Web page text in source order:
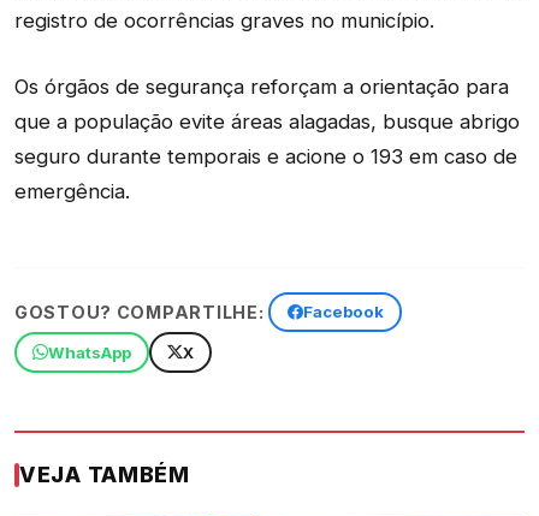
registro de ocorrências graves no município.
Os órgãos de segurança reforçam a orientação para
que a população evite áreas alagadas, busque abrigo
seguro durante temporais e acione o 193 em caso de
emergência.
GOSTOU? COMPARTILHE: Facebook
WhatsApp X
VEJA TAMBÉM